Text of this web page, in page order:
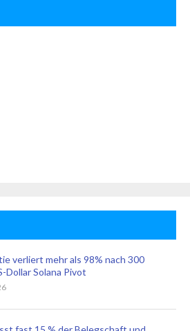
verliert mehr als 98% nach 300
Dollar Solana Pivot